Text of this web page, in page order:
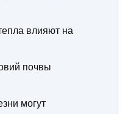
влияют на
почвы
могут